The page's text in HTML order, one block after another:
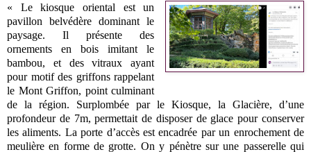
« Le kiosque oriental est un
pavillon belvédère dominant le
paysage. Il présente des
ornements en bois imitant le
bambou, et des vitraux ayant
pour motif des griffons rappelant
le Mont Griffon, point culminant
de la région. Surplombée par le Kiosque, la Glacière, d’une
profondeur de 7m, permettait de disposer de glace pour conserver
les aliments. La porte d’accès est encadrée par un enrochement de
meulière en forme de grotte. On y pénètre sur une passerelle qui